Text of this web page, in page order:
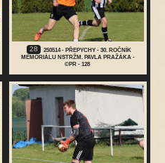
28
250514 - PŘEPYCHY - 30. ROČNÍK
MEMORIÁLU NSTRŽM. PAVLA PRAŽÁKA -
©PR - 128